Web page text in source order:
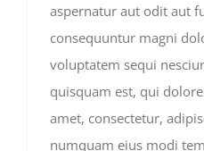
aspernatur aut odit aut
consequuntur magni
voluptatem sequi
quisquam est, qui
amet, consectetur,
numquam eius modi